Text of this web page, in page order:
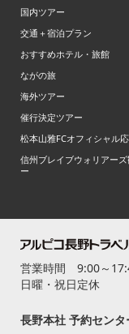
国内ツアー
交通＋宿泊プラン
おすすめホテル・旅館
ながの旅
海外ツアー
催行決定ツアー
松本山雅FCオフィシャル
信州ブレイブウォリアー
ー
営業時間 9:00～
日曜・祝日定休
長野本社 予約センタ